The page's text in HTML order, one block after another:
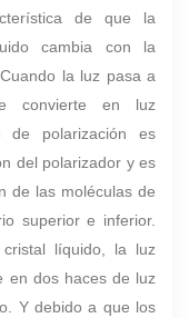
de que la
cambia con la
la luz pasa a
convierte en luz
de polarización es
del polarizador y es
de las moléculas de
superior e inferior.
líquido, la luz
en dos haces de luz
Y debido a que los